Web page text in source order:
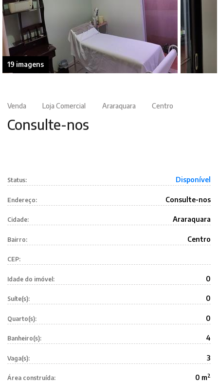
19 imagens
Venda Loja Comercial Araraquara Centro
Consulte-nos
Status: Disponível
Endereço: Consulte-nos
Cidade: Araraquara
Bairro: Centro
CEP:
Idade do imóvel: 0
Suíte(s): 0
Quarto(s): 0
Banheiro(s): 4
Vaga(s): 3
Área construída: 0 m2